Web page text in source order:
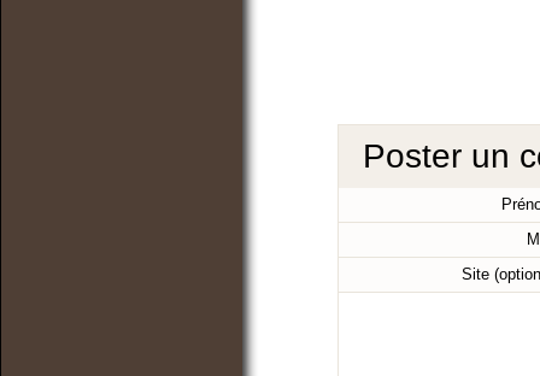
Poster un
Site